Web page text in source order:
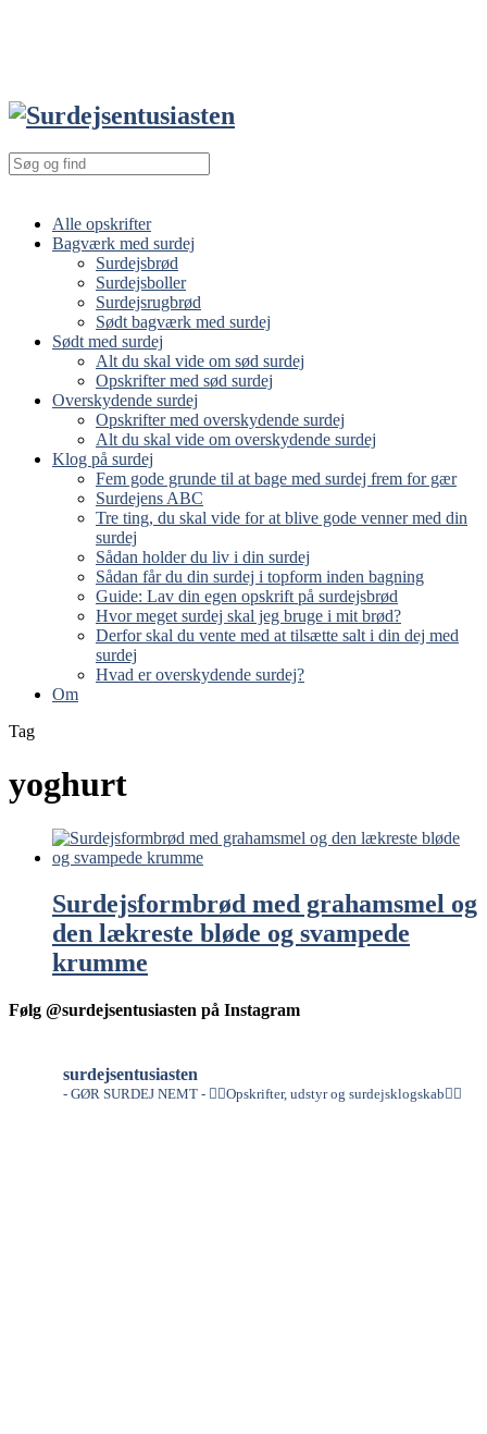
Alle opskrifter
Bagværk med surdej
Surdejsbrød
Surdejsboller
Surdejsrugbrød
Sødt bagværk med surdej
Sødt med surdej
Alt du skal vide om sød surdej
Opskrifter med sød surdej
Overskydende surdej
Opskrifter med overskydende surdej
Alt du skal vide om overskydende surdej
Klog på surdej
Fem gode grunde til at bage med surdej frem for gær
Surdejens ABC
Tre ting, du skal vide for at blive gode venner med din
surdej
Sådan holder du liv i din surdej
Sådan får du din surdej i topform inden bagning
Guide: Lav din egen opskrift på surdejsbrød
Hvor meget surdej skal jeg bruge i mit brød?
Derfor skal du vente med at tilsætte salt i din dej med
surdej
Hvad er overskydende surdej?
Om
Tag
yoghurt
Surdejsformbrød med grahamsmel og
den lækreste bløde og svampede
krumme
Følg @surdejsentusiasten på Instagram
surdejsentusiasten
- GØR SURDEJ NEMT - 👇🏻Opskrifter, udstyr og surdejsklogskab👇🏻